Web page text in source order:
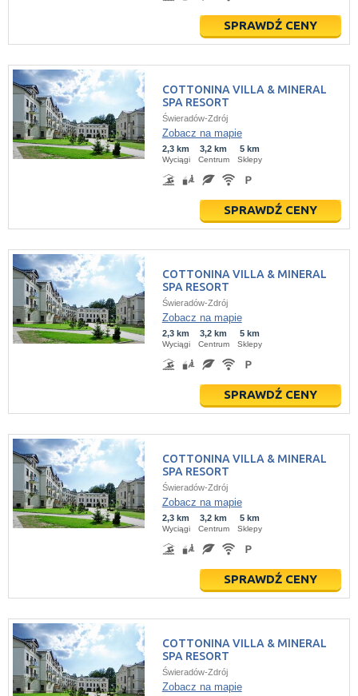
SPRAWDŹ CENY
COTTONINA VILLA & MINERAL
SPA RESORT
Świeradów-Zdrój
Zobacz na mapie
2,3 km
Wyciągi
3,2 km
Centrum
5 km
Sklepy
SPRAWDŹ CENY
COTTONINA VILLA & MINERAL
SPA RESORT
Świeradów-Zdrój
Zobacz na mapie
2,3 km
Wyciągi
3,2 km
Centrum
5 km
Sklepy
SPRAWDŹ CENY
COTTONINA VILLA & MINERAL
SPA RESORT
Świeradów-Zdrój
Zobacz na mapie
2,3 km
Wyciągi
3,2 km
Centrum
5 km
Sklepy
SPRAWDŹ CENY
COTTONINA VILLA & MINERAL
SPA RESORT
Świeradów-Zdrój
Zobacz na mapie